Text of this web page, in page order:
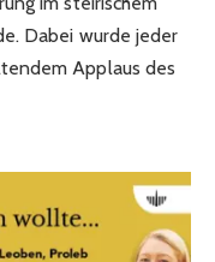
Dabei wurde jeder
Applaus des